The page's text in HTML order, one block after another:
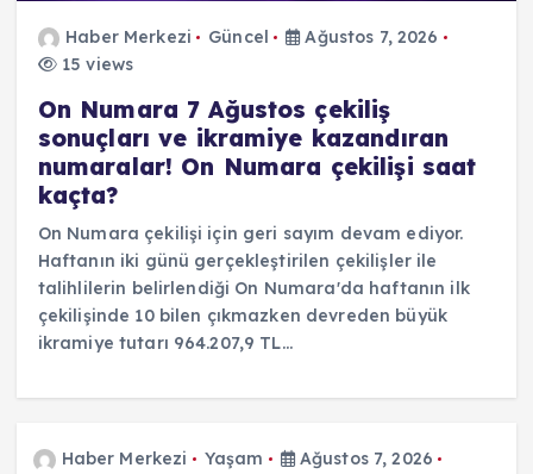
Haber Merkezi Güncel
Ağustos 7, 2026
15 views
On Numara 7 Ağustos çekiliş
sonuçları ve ikramiye kazandıran
numaralar! On Numara çekilişi saat
kaçta?
On Numara çekilişi için geri sayım devam ediyor.
Haftanın iki günü gerçekleştirilen çekilişler ile
talihlilerin belirlendiği On Numara'da haftanın ilk
çekilişinde 10 bilen çıkmazken devreden büyük
ikramiye tutarı 964.207,9 TL…
Haber Merkezi Yaşam
Ağustos 7, 2026